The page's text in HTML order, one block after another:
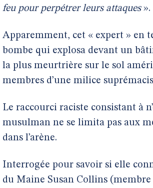
feu pour perpétrer leurs attaques».
Apparemment, cet « expert » en
bombe qui explosa devant un
la plus meurtrière sur le sol
membres d’une milice
Le raccourci raciste consistant à
musulman ne se limita pas aux
dans l’arène.
Interrogée pour savoir si elle
du Maine Susan Collins